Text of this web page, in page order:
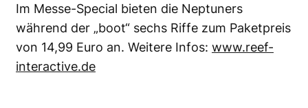
Im Messe-Special bieten die Neptuners
während der „boot“ sechs Riffe zum Paketpreis
von 14,99 Euro an. Weitere Infos: www.reef-
interactive.de